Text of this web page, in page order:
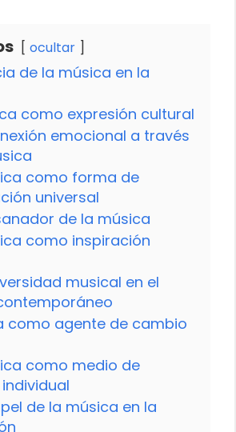
ocultar
de la música en la
como expresión cultural
emocional a través
como forma de
universal
de la música
como inspiración
musical en el
como agente de cambio
como medio de
de la música en la